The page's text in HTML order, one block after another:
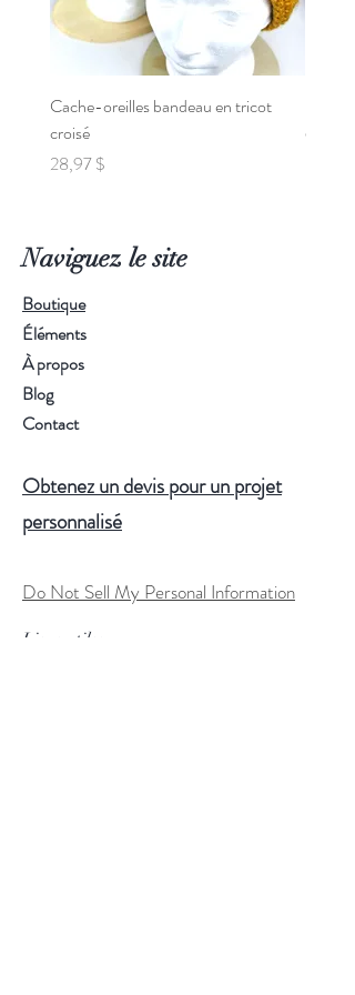
Cache-oreilles bandeau en tricot
croisé
Prix
28,97 $
Prix
95,00 $
Naviguez le site
Boutique
Éléments
À propos
Blog
Contact
Obtenez un devis pour un projet
personnalisé
Do Not Sell My Personal Information
Liens utiles